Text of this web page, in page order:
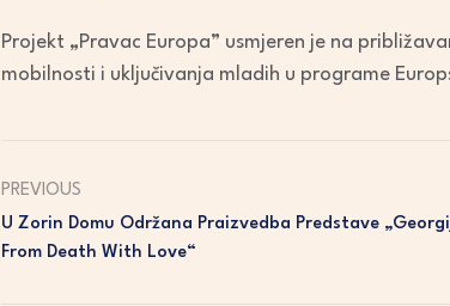
Projekt „Pravac Europa” usmjeren je na
mobilnosti i uključivanja mladih u programe
PREVIOUS
U Zorin Domu Održana Praizvedba Predstave
From Death With Love“